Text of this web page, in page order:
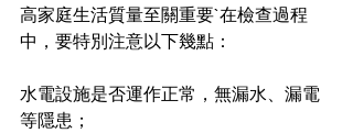
高家庭生活質量至關重要`在檢查過程
中，要特別注意以下幾點：
水電設施是否運作正常，無漏水、漏電
等隱患；